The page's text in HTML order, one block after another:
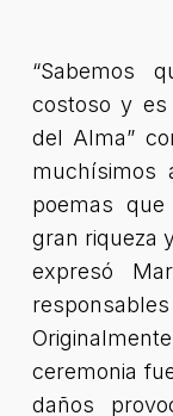
“Sabemos
costoso y es
del Alma”
muchísimos
poemas
gran riqueza
expresó
responsables
ceremonia
daños